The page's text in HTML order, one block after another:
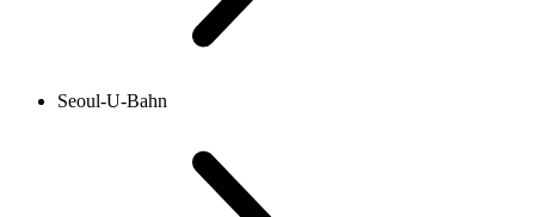
Seoul-U-Bahn